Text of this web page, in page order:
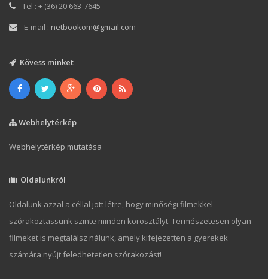
Tel : + (36) 20 663-7645
E-mail : netbookom@gmail.com
Kövess minket
Webhelytérkép
Webhelytérkép mutatása
Oldalunkról
Oldalunk azzal a céllal jött létre, hogy minőségi filmekkel
szórakoztassunk szinte minden korosztályt. Természetesen olyan
filmeket is megtalálsz nálunk, amely kifejezetten a gyerekek
számára nyújt feledhetetlen szórakozást!